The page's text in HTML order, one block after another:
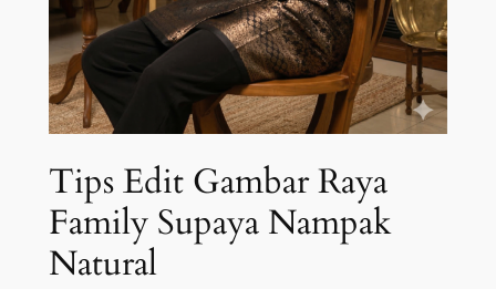
Tips Edit Gambar Raya
Family Supaya Nampak
Natural